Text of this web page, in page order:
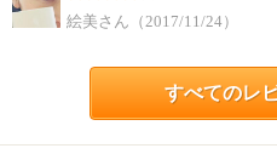
絵美さん（2017/11/24）
すべてのレ